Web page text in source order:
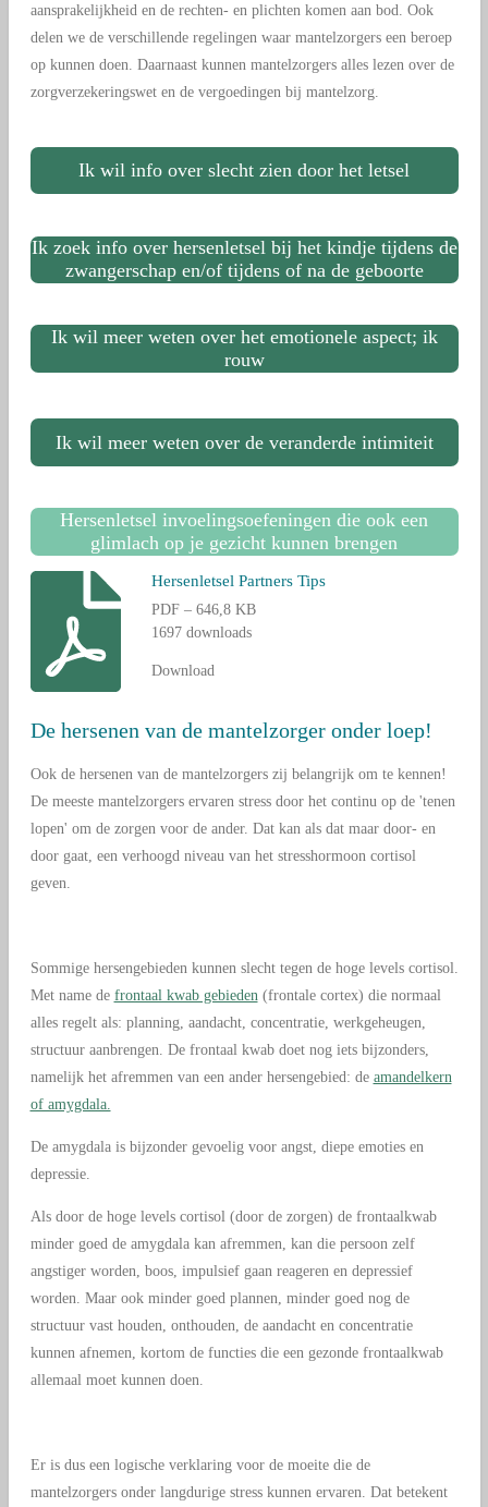
aansprakelijkheid en de rechten- en plichten komen aan bod. Ook
delen we de verschillende regelingen waar mantelzorgers een beroep
op kunnen doen. Daarnaast kunnen mantelzorgers alles lezen over de
zorgverzekeringswet en de vergoedingen bij mantelzorg.
Ik wil info over slecht zien door het letsel
Ik zoek info over hersenletsel bij het kindje tijdens de
zwangerschap en/of tijdens of na de geboorte
Ik wil meer weten over het emotionele aspect; ik
rouw
Ik wil meer weten over de veranderde intimiteit
Hersenletsel invoelingsoefeningen die ook een
glimlach op je gezicht kunnen brengen
Hersenletsel Partners Tips
PDF – 646,8 KB
1697 downloads
Download
De hersenen van de mantelzorger onder loep!
Ook de hersenen van de mantelzorgers zij belangrijk om te kennen!
De meeste mantelzorgers ervaren stress door het continu op de 'tenen
lopen' om de zorgen voor de ander. Dat kan als dat maar door- en
door gaat, een verhoogd niveau van het stresshormoon cortisol
geven.
Sommige hersengebieden kunnen slecht tegen de hoge levels cortisol.
Met name de frontaal kwab gebieden(frontale cortex) die normaal
alles regelt als: planning, aandacht, concentratie, werkgeheugen,
structuur aanbrengen. De frontaal kwab doet nog iets bijzonders,
namelijk het afremmen van een ander hersengebied: de amandelkern
of amygdala.
De amygdala is bijzonder gevoelig voor angst, diepe emoties en
depressie.
Als door de hoge levels cortisol (door de zorgen) de frontaalkwab
minder goed de amygdala kan afremmen, kan die persoon zelf
angstiger worden, boos, impulsief gaan reageren en depressief
worden. Maar ook minder goed plannen, minder goed nog de
structuur vast houden, onthouden, de aandacht en concentratie
kunnen afnemen, kortom de functies die een gezonde frontaalkwab
allemaal moet kunnen doen.
Er is dus een logische verklaring voor de moeite die de
mantelzorgers onder langdurige stress kunnen ervaren. Dat betekent